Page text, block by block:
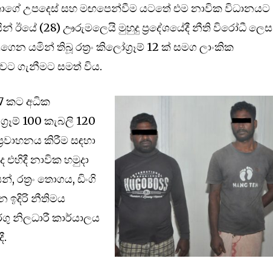
උපදෙස් සහ මඟපෙන්වීම යටතේ එම නාවික විධානයට
(28) ඌරුමලෙයි මුහුදු ප්‍රදේශයේදී නීති විරෝධී ලෙස
යමින් තිබූ රත්‍රං කිලෝග්‍රෑම් 12 ක් සමග ලාංකික
ගැනීමට සමත් විය.
කට අධික
100 කැබලි 120
කිරීම සඳහා
එහිදී නාවික හමුදා
රත්‍රං තොගය, ඩිංගි
ඉදිරි නීතිමය
නිලධාරී කාර්යාලය